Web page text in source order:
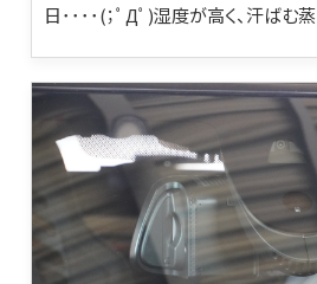
日････(；ﾟДﾟ)湿度が高く、汗ばむ蒸